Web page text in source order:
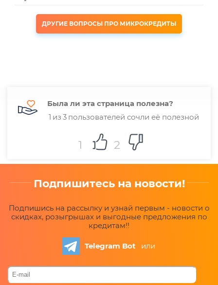
ДРУГИЕ ВОПРОСЫ ПРО МИКРОКРЕДИТЫ
Была ли эта страница полезна?
1 из 3 пользователей сочли её полезной
1 2
Подпишитесь на новости!
Подпишись на рассылку и узнай первым - новости о
скидках, розыгрышах и выгодные предложения по
кредитам!!
Telegram Bot или